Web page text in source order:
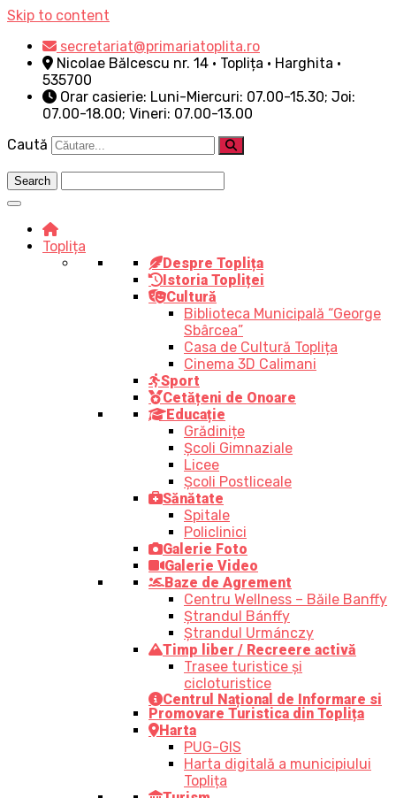
Skip to content
secretariat@primariatoplita.ro
Nicolae Bălcescu nr. 14 • Toplița • Harghita •
535700
Orar casierie: Luni-Miercuri: 07.00-15.30; Joi:
07.00-18.00; Vineri: 07.00-13.00
Caută
Toplița
Despre Toplița
Istoria Topliței
Cultură
Biblioteca Municipală “George
Sbârcea”
Casa de Cultură Toplița
Cinema 3D Calimani
Sport
Cetățeni de Onoare
Educație
Grădinițe
Școli Gimnaziale
Licee
Școli Postliceale
Sănătate
Spitale
Policlinici
Galerie Foto
Galerie Video
Baze de Agrement
Centru Wellness – Băile Banffy
Ștrandul Bánffy
Ștrandul Urmánczy
Timp liber / Recreere activă
Trasee turistice şi
cicloturistice
Centrul Național de Informare si
Promovare Turistica din Toplița
Harta
PUG-GIS
Harta digitală a municipiului
Toplița